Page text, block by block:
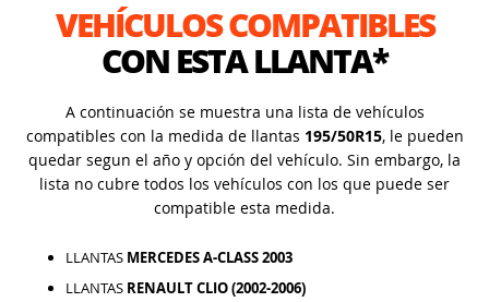
VEHÍCULOS COMPATIBLES
CON ESTA LLANTA*
A continuación se muestra una lista de vehículos
compatibles con la medida de llantas 195/50R15, le pueden
quedar segun el año y opción del vehículo. Sin embargo, la
lista no cubre todos los vehículos con los que puede ser
compatible esta medida.
LLANTAS MERCEDES A-CLASS 2003
LLANTAS RENAULT CLIO (2002-2006)